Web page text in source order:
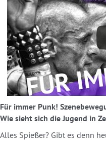
Für immer Punk!
Wie sieht sich die Jugend in
Alles Spießer? Gibt es denn